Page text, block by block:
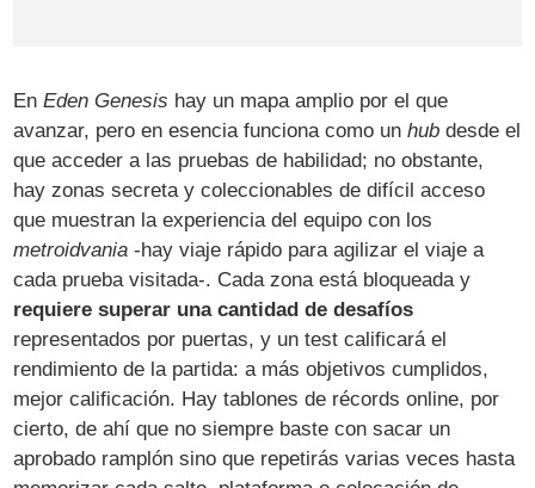
EnEden Genesis hay un mapa amplio por el que
avanzar, pero en esencia funciona como unhub desde el
que acceder a las pruebas de habilidad; no obstante,
hay zonas secreta y coleccionables de difícil acceso
que muestran la experiencia del equipo con los
metroidvania -hay viaje rápido para agilizar el viaje a
cada prueba visitada-. Cada zona está bloqueada y
requiere superar una cantidad de desafíos
representados por puertas, y un test calificará el
rendimiento de la partida: a más objetivos cumplidos,
mejor calificación. Hay tablones de récords online, por
cierto, de ahí que no siempre baste con sacar un
aprobado ramplón sino que repetirás varias veces hasta